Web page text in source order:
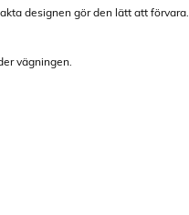
designen gör den lätt att förvara.
vägningen.